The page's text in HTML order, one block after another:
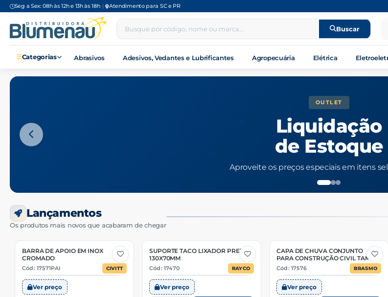
Seg a Sex: 08h às 12h e 13h às 18h | Atendimento para SC e PR
Buscar
Categorias Abrasivos Adesivos, Vedantes e Lubrificantes Agropecuária Elétrica
Distribuidora Blumenau — Catálogo B2B de
OUTLET
Liquidação
de Estoque
Aproveite os preços especiais em itens
Lançamentos
Os produtos mais novos que acabaram de chegar
4 Opções
BARRA DE APOIO EM INOX
CROMADO
Cód: 17571PAI CIVITT
Ver preço
SUPORTE TACO LIXADOR PRETO
130X70MM
Cód: 17470 RAYCO
Ver preço
CAPA DE CHUVA CONJUNTO
PARA CONSTRUÇÃO CIVIL TAM.
ÚNICO AMARELO
Cód: 17576 BRASMO
Ver preço